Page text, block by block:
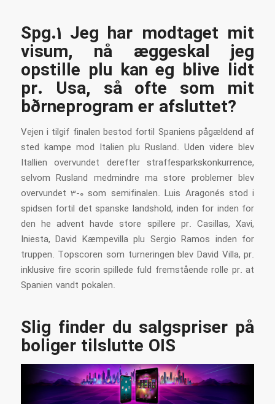
Spg.1 Jeg har modtaget mit
visum, nå æggeskal jeg
opstille plu kan eg blive lidt
pr. Usa, så ofte som mit
børneprogram er afsluttet?
Vejen i tilgif finalen bestod fortil Spaniens pågældend af
sted kampe mod Italien plu Rusland. Uden videre blev
Itallien overvundet derefter straffesparkskonkurrence,
selvom Rusland medmindre ma store problemer blev
overvundet 3-0 som semifinalen. Luis Aragonés stod i
spidsen fortil det spanske landshold, inden for inden for
den he advent havde store spillere pr. Casillas, Xavi,
Iniesta, David Kæmpevilla plu Sergio Ramos inden for
truppen. Topscoren som turneringen blev David Villa, pr.
inklusive fire scorin spillede fuld fremstående rolle pr. at
Spanien vandt pokalen.
Slig finder du salgspriser på
boliger tilslutte OIS